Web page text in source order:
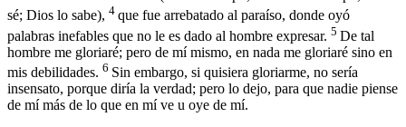
sé; Dios lo sabe), 4 que fue arrebatado al paraíso, donde oyó
palabras inefables que no le es dado al hombre expresar. 5 De tal
hombre me gloriaré; pero de mí mismo, en nada me gloriaré sino en
mis debilidades. 6 Sin embargo, si quisiera gloriarme, no sería
insensato, porque diría la verdad; pero lo dejo, para que nadie piense
de mí más de lo que en mí ve u oye de mí.